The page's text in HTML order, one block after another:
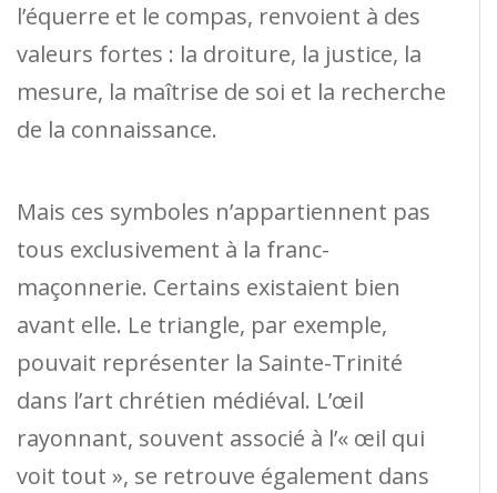
l’équerre et le compas, renvoient à des
valeurs fortes : la droiture, la justice, la
mesure, la maîtrise de soi et la recherche
de la connaissance.
Mais ces symboles n’appartiennent pas
tous exclusivement à la franc-
maçonnerie. Certains existaient bien
avant elle. Le triangle, par exemple,
pouvait représenter la Sainte-Trinité
dans l’art chrétien médiéval. L’œil
rayonnant, souvent associé à l’« œil qui
voit tout », se retrouve également dans